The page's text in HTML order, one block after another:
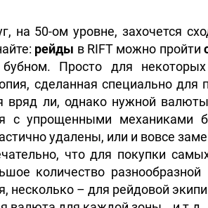
на 50-ом уровне, захочется
рейды в RIFT можно пройти
Просто для
сделанная специально
вряд ли, однако нужной
с упрощенными механиками
удалены, или и вовсе
что для покупки
количество
несколько – для рейдовой